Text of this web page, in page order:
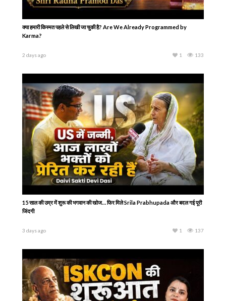
क्या हमारी किस्मत पहले से लिखी जा चुकी है? Are We Already Programmed by
Karma?
2 days ago 133
1
15 साल की उम्र में शुरू की भगवान की खोज… फिर मिले Srila Prabhupada और बदल गई पूरी
जिंदगी
3 days ago 137
1